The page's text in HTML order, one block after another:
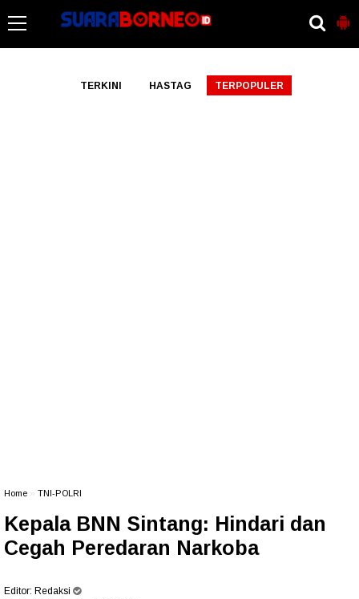
TERKINI HASTAG TERPOPULER
Home TNI-POLRI
Kepala BNN Sintang: Hindari dan
Cegah Peredaran Narkoba
Editor: Redaksi